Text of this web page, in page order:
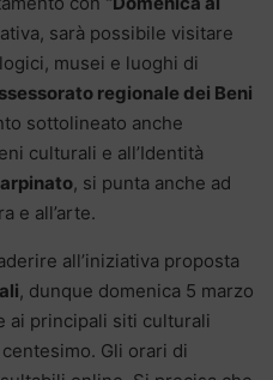
sarà possibile visitare
musei e luoghi di
regionale dei Beni
sottolineato anche
culturali e all’Identità
, si punta anche ad
e all’arte.
all’iniziativa proposta
, dunque domenica 5 marzo
ai principali siti culturali
Gli orari di